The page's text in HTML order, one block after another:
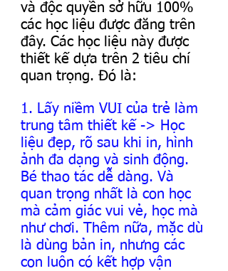
và độc quyền sở hữu 100%
các học liệu được đăng trên
đây. Các học liệu này được
thiết kế dựa trên 2 tiêu chí
quan trọng. Đó là:
1. Lấy niềm VUI của trẻ làm
trung tâm thiết kế -> Học
liệu đẹp, rõ sau khi in, hình
ảnh đa dạng và sinh động.
Bé thao tác dễ dàng. Và
quan trọng nhất là con học
mà cảm giác vui vẻ, học mà
như chơi. Thêm nữa, mặc dù
là dùng bản in, nhưng các
con luôn có kết hợp vận